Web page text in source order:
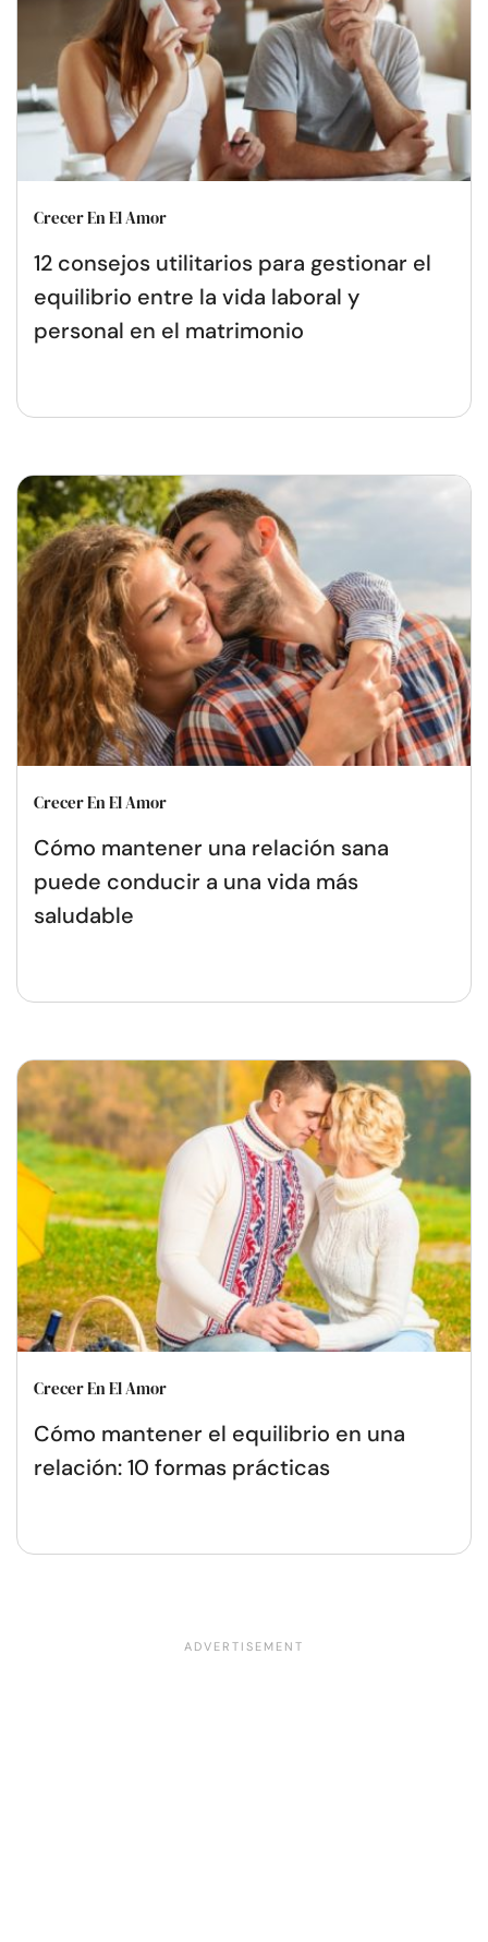
Crecer En El Amor
12 consejos utilitarios para gestionar el
equilibrio entre la vida laboral y
personal en el matrimonio
Crecer En El Amor
Cómo mantener una relación sana
puede conducir a una vida más
saludable
Crecer En El Amor
Cómo mantener el equilibrio en una
relación: 10 formas prácticas